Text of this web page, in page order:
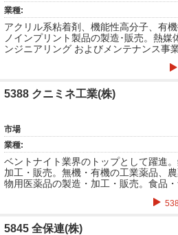
業種:
アクリル系粘着剤、機能性高分子、有
ノインプリント製品の製造･販売。熱媒
ンジニアリング およびメンテナンス事業
5388 クニミネ工業(株)
市場
業種:
ベントナイト業界のトップとして躍進
加工・販売。無機・有機の工業薬品、
物用医薬品の製造・加工・販売。食品
製造・販売・施工・運営。粉粒体・鋳
5845 全保連(株)